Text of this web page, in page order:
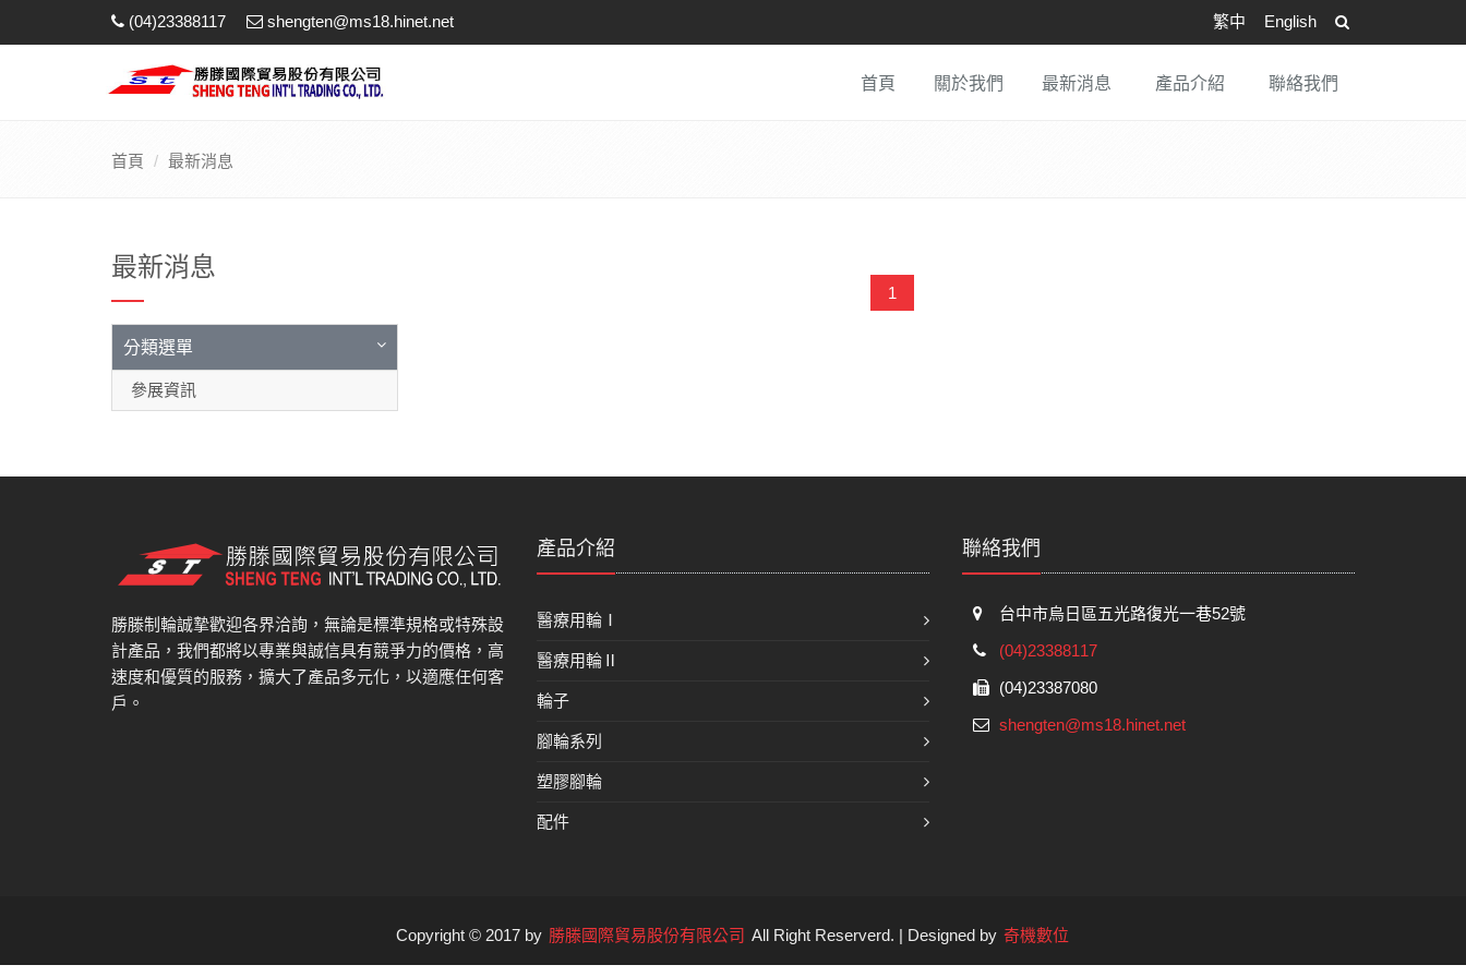
(04)23388117 shengten@ms18.hinet.net 繁中 English
首頁 關於我們 最新消息 產品介紹 聯絡我們
首頁 最新消息
最新消息
分類選單
參展資訊
1
勝滕制輪誠摯歡迎各界洽詢，無論是標準規格或特殊設
計產品，我們都將以專業與誠信具有競爭力的價格，高
速度和優質的服務，擴大了產品多元化，以適應任何客
戶。
產品介紹
醫療用輪Ⅰ
醫療用輪Ⅱ
輪子
腳輪系列
塑膠腳輪
配件
聯絡我們
台中市烏日區五光路復光一巷52號
(04)23388117
(04)23387080
shengten@ms18.hinet.net
Copyright © 2017 by 勝滕國際貿易股份有限公司 All Right Reserverd. | Designed by 奇機數位